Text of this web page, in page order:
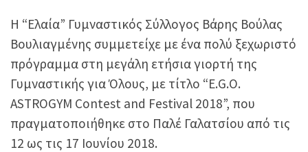
Η “Ελαία” Γυμναστικός Σύλλογος Βάρης Βούλας
Βουλιαγμένης συμμετείχε με ένα πολύ ξεχωριστό
πρόγραμμα στη μεγάλη ετήσια γιορτή της
Γυμναστικής για Όλους, με τίτλο “E.G.O.
ASTROGYM Contest and Festival 2018”, που
πραγματοποιήθηκε στο Παλέ Γαλατσίου από τις
12 ως τις 17 Ιουνίου 2018.